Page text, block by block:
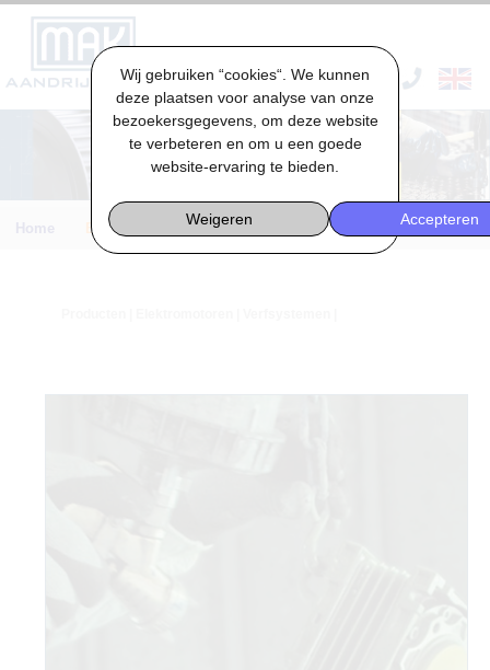
Wij gebruiken “cookies“. We kunnen
deze plaatsen voor analyse van onze
bezoekersgegevens, om deze website
te verbeteren en om u een goede
website-ervaring te bieden.
Weigeren Accepteren
VACATURES & STAGES
Engineering